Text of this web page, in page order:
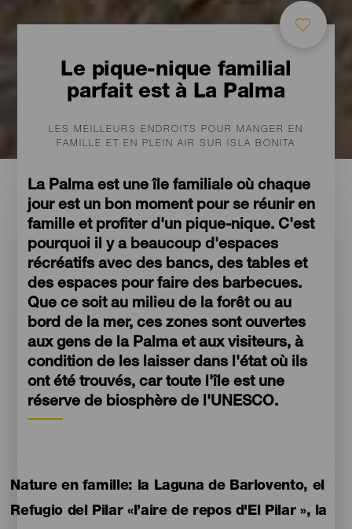
Le pique-nique familial
parfait est à La Palma
LES MEILLEURS ENDROITS POUR MANGER EN
FAMILLE ET EN PLEIN AIR SUR ISLA BONITA
La Palma est une île familiale où chaque
jour est un bon moment pour se réunir en
famille et profiter d'un pique-nique. C'est
pourquoi il y a beaucoup d'espaces
récréatifs avec des bancs, des tables et
des espaces pour faire des barbecues.
Que ce soit au milieu de la forêt ou au
bord de la mer, ces zones sont ouvertes
aux gens de la Palma et aux visiteurs, à
condition de les laisser dans l'état où ils
ont été trouvés, car toute l'île est une
réserve de biosphère de l'UNESCO.
Contenido
Nature en famille: la Laguna de Barlovento, el
Refugio del Pilar «l’aire de repos d'El Pilar », la